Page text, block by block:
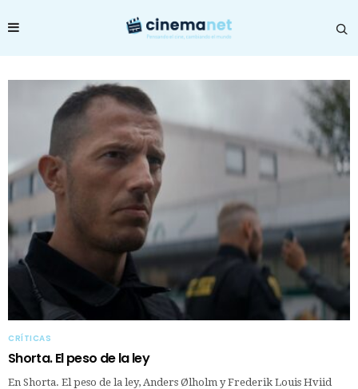
CRÍTICAS
Shorta. El peso de la ley
En Shorta. El peso de la ley, Anders Ølholm y Frederik Louis Hviid